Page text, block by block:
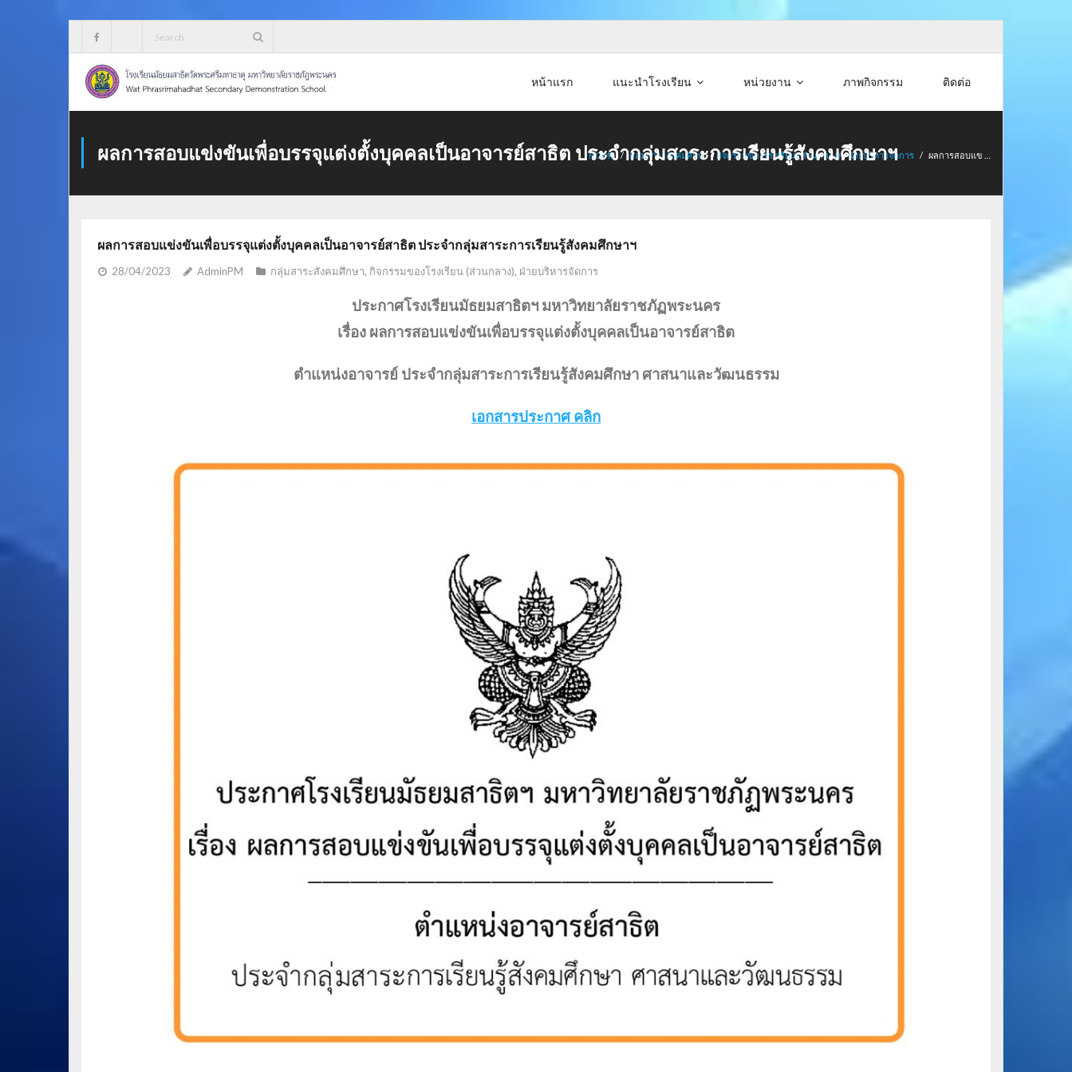
content
หน้าแรก
แนะนำโรงเรียน หน่วยงาน ภาพกิจกรรม ติดต่อ
HOME / กลุ่มสาระสังคมศึกษา•กิจกรรมของโรงเรียน (ส่วนกลาง)•ฝ่ายบริหารจัดการ / ผลการสอบแข …
ผลการสอบแข่งขันเพื่อบรรจุแต่งตั้งบุคคลเป็นอาจารย์สาธิต ประจำกลุ่มสาระการเรียนรู้สังคมศึกษาฯ
ผลการสอบแข่งขันเพื่อบรรจุแต่งตั้งบุคคลเป็นอาจารย์สาธิต ประจำกลุ่มสาระการเรียนรู้สังคมศึกษาฯ
28/04/2023 AdminPM กลุ่มสาระสังคมศึกษา, กิจกรรมของโรงเรียน (ส่วนกลาง), ฝ่ายบริหารจัดการ
ประกาศโรงเรียนมัธยมสาธิตฯ มหาวิทยาลัยราชภัฏพระนคร
เรื่อง ผลการสอบแข่งขันเพื่อบรรจุแต่งตั้งบุคคลเป็นอาจารย์สาธิต
ตำแหน่งอาจารย์ ประจำกลุ่มสาระการเรียนรู้สังคมศึกษา ศาสนาและวัฒนธรรม
เอกสารประกาศ คลิก